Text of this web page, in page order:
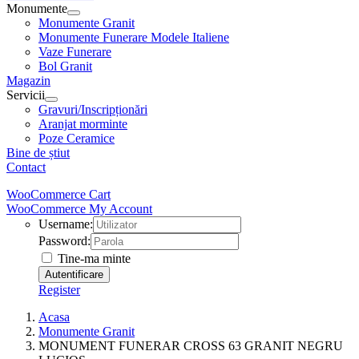
Monumente
Monumente Granit
Monumente Funerare Modele Italiene
Vaze Funerare
Bol Granit
Magazin
Servicii
Gravuri/Inscripționări
Aranjat morminte
Poze Ceramice
Bine de știut
Contact
WooCommerce Cart
WooCommerce My Account
Username:
Password:
Tine-ma minte
Register
Acasa
Monumente Granit
MONUMENT FUNERAR CROSS 63 GRANIT NEGRU